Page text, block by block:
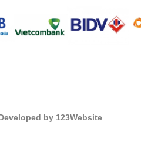
by 123Website